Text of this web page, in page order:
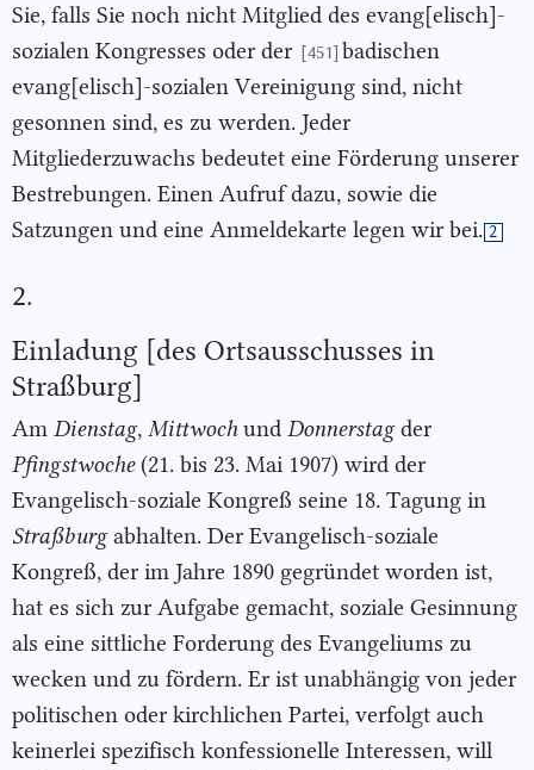
Sie, falls Sie noch nicht Mitglied des evang[elisch]-
sozialen Kongresses oder der [451] badischen
evang[elisch]-sozialen Vereinigung sind, nicht
gesonnen sind, es zu werden. Jeder
Mitgliederzuwachs bedeutet eine Förderung unserer
Bestrebungen. Einen Aufruf dazu, sowie die
Satzungen und eine Anmeldekarte legen wir bei. 2
2.
Einladung [des Ortsausschusses in
Straßburg]
Am Dienstag, Mittwochund Donnerstagder
Pfingstwoche(21. bis 23. Mai 1907) wird der
Evangelisch-soziale Kongreß seine 18. Tagung in
Straßburgabhalten. Der Evangelisch-soziale
Kongreß, der im Jahre 1890 gegründet worden ist,
hat es sich zur Aufgabe gemacht, soziale Gesinnung
als eine sittliche Forderung des Evangeliums zu
wecken und zu fördern. Er ist unabhängig von jeder
politischen oder kirchlichen Partei, verfolgt auch
keinerlei spezifisch konfessionelle Interessen, will